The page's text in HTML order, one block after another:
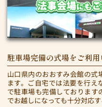
駐車場完備の式場をご利
山口県内のおおすみ会館の式
ます。ご自宅では法要を行
で駐車場も完備しております
でお越しになっても十分対応す